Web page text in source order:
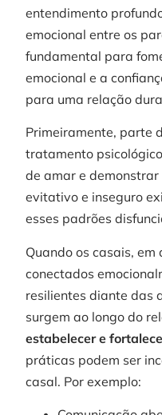
entendimento
emocional entre os
fundamental para
emocional e a
para uma relação
Primeiramente, parte
tratamento
de amar e
evitativo e inseguro
esses padrões
Quando os casais, em
conectados
resilientes diante das
surgem ao longo do
estabelecer e
práticas podem ser
casal. Por exemplo: